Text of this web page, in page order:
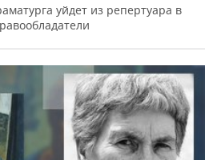
уйдет из репертуара в